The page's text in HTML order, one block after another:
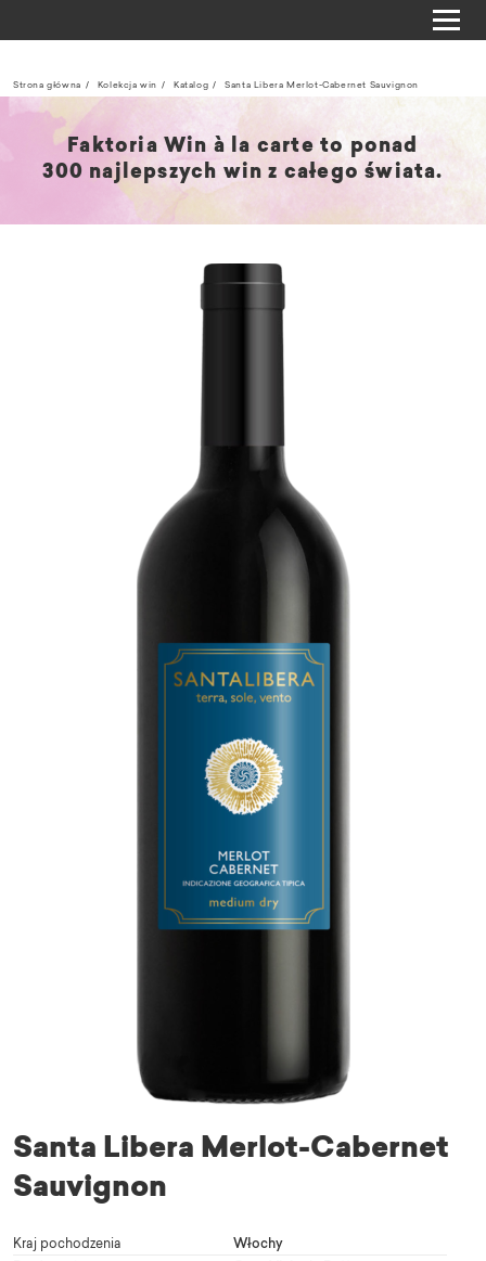
Strona główna Kolekcja win Katalog Santa Libera Merlot-Cabernet Sauvignon
Faktoria Win à la carte to ponad
300 najlepszych win z całego świata.
Santa Libera Merlot-Cabernet
Sauvignon
Kraj pochodzenia
Włochy